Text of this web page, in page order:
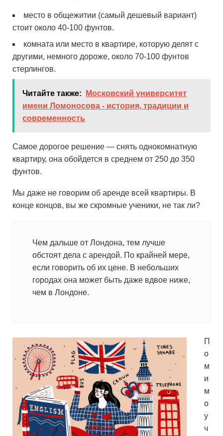
место в общежитии (самый дешевый вариант)
стоит около 40-100 фунтов.
комната или место в квартире, которую делят с
другими, немного дороже, около 70-100 фунтов
стерлингов.
Читайте также:
Московский университет
имени Ломоносова - история, традиции и
современность
Самое дорогое решение — снять однокомнатную
квартиру, она обойдется в среднем от 250 до 350
фунтов.
Мы даже не говорим об аренде всей квартиры. В
конце концов, вы же скромные ученики, не так ли?
Чем дальше от Лондона, тем лучше
обстоят дела с арендой. По крайней мере,
если говорить об их цене. В небольших
городах она может быть даже вдвое ниже,
чем в Лондоне.
П
о
м
и
м
о
у
ч